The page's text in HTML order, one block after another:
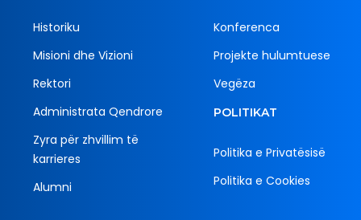
Historiku
Misioni dhe Vizioni
Rektori
Administrata Qendrore
Zyra për zhvillim të
karrieres
Alumni
Konferenca
Projekte hulumtuese
Vegëza
POLITIKAT
Politika e Privatësisë
Politika e Cookies